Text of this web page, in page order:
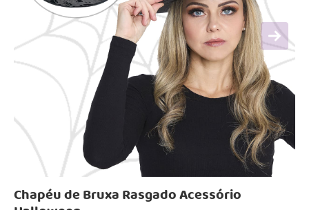
Chapéu de Bruxa Rasgado Acessório